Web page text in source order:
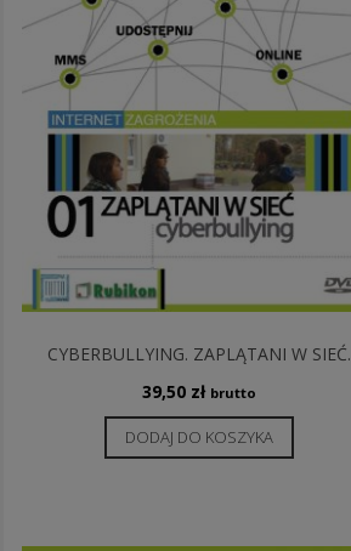
CYBERBULLYING. ZAPLĄTANI W SIEĆ.
39,50 zł brutto
DODAJ DO KOSZYKA